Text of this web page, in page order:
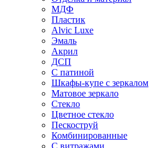
МДФ
Пластик
Alvic Luxe
Эмаль
Акрил
ДСП
С патиной
Шкафы-купе с зеркалом
Матовое зеркало
Стекло
Цветное стекло
Пескоструй
Комбинированные
С витражами